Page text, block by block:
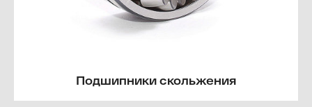
Подшипники скольжения